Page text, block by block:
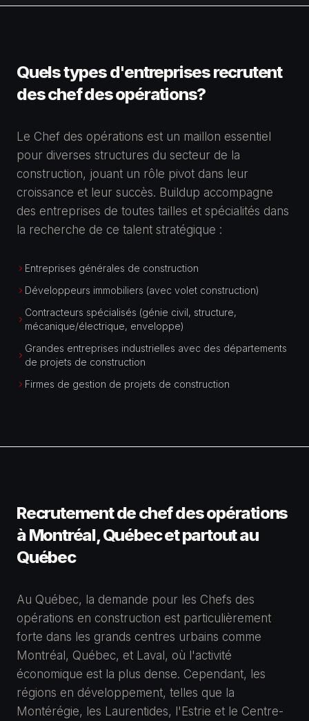
Quels types d'entreprises recrutent
deschef des opérations?
Le Chef des opérations est un maillon essentiel
pour diverses structures du secteur de la
construction, jouant un rôle pivot dans leur
croissance et leur succès. Buildup accompagne
des entreprises de toutes tailles et spécialités dans
la recherche de ce talent stratégique :
Entreprises générales de construction
Développeurs immobiliers (avec volet construction)
Contracteurs spécialisés (génie civil, structure,
mécanique/électrique, enveloppe)
Grandes entreprises industrielles avec des départements
de projets de construction
Firmes de gestion de projets de construction
Recrutement dechef des opérations
à Montréal, Québec et partout au
Québec
Au Québec, la demande pour les Chefs des
opérations en construction est particulièrement
forte dans les grands centres urbains comme
Montréal, Québec, et Laval, où l'activité
économique est la plus dense. Cependant, les
régions en développement, telles que la
Montérégie, les Laurentides, l'Estrie et le Centre-